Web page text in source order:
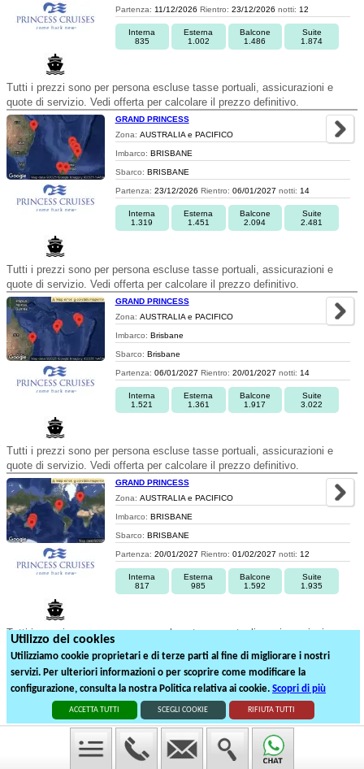
Utilizzo dei cookies
Utilizziamo cookie proprietari e di terze parti al fine di migliorare i nostri
servizi. Per ulteriori informazioni o per scoprire come modificare la
configurazione, consulta la nostra Politica relativa ai cookie. Scopri di più
ACCETTA TUTTI SCEGLI COOKIE RIFIUTA TUTTI
Partenza: 11/12/2026 Rientro: 23/12/2026 notti: 12
Interna
835
Esterna
1.002
Balcone
1.486
Suite
1.874
Tutti i prezzi sono per persona escluse tasse portuali, assicurazioni e
quote di servizio. Vedi offerta per calcolare il prezzo definitivo.
GRAND PRINCESS
Zona: AUSTRALIA e PACIFICO
Imbarco: BRISBANE
Sbarco: BRISBANE
Partenza: 23/12/2026 Rientro: 06/01/2027 notti: 14
Interna
1.319
Esterna
1.451
Balcone
2.094
Suite
2.481
Tutti i prezzi sono per persona escluse tasse portuali, assicurazioni e
quote di servizio. Vedi offerta per calcolare il prezzo definitivo.
GRAND PRINCESS
Zona: AUSTRALIA e PACIFICO
Imbarco: Brisbane
Sbarco: Brisbane
Partenza: 06/01/2027 Rientro: 20/01/2027 notti: 14
Interna
1.521
Esterna
1.361
Balcone
1.917
Suite
3.022
Tutti i prezzi sono per persona escluse tasse portuali, assicurazioni e
quote di servizio. Vedi offerta per calcolare il prezzo definitivo.
GRAND PRINCESS
Zona: AUSTRALIA e PACIFICO
Imbarco: BRISBANE
Sbarco: BRISBANE
Partenza: 20/01/2027 Rientro: 01/02/2027 notti: 12
Interna
817
Esterna
985
Balcone
1.592
Suite
1.935
Tutti i prezzi sono per persona escluse tasse portuali, assicurazioni e
1 2 3
43partenze suddivise in3pagine